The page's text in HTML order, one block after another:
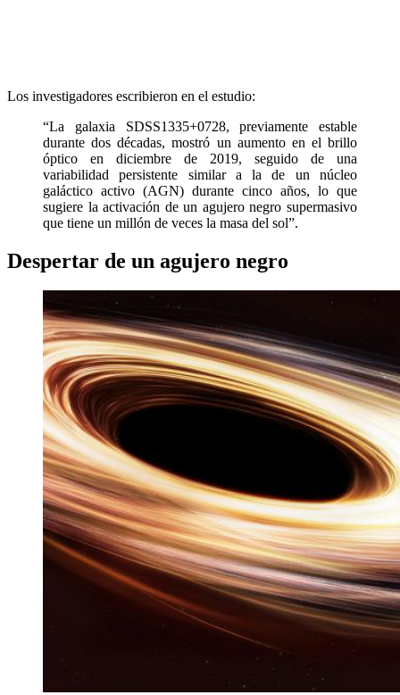
Los investigadores escribieron en el estudio:
“La galaxia SDSS1335+0728, previamente estable
durante dos décadas, mostró un aumento en el brillo
óptico en diciembre de 2019, seguido de una
variabilidad persistente similar a la de un núcleo
galáctico activo (AGN) durante cinco años, lo que
sugiere la activación de un agujero negro supermasivo
que tiene un millón de veces la masa del sol”.
Despertar de un agujero negro